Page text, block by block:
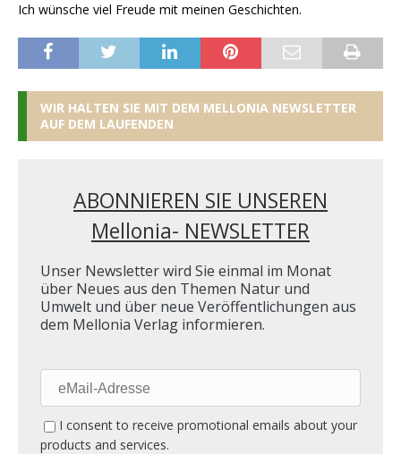
Ich wünsche viel Freude mit meinen Geschichten.
WIR HALTEN SIE MIT DEM MELLONIA NEWSLETTER
AUF DEM LAUFENDEN
ABONNIEREN SIE UNSEREN
Mellonia- NEWSLETTER
Unser Newsletter wird Sie einmal im Monat
über Neues aus den Themen Natur und
Umwelt und über neue Veröffentlichungen aus
dem Mellonia Verlag informieren.
eMail-
Adresse
I consent to receive promotional emails about your
products and services.